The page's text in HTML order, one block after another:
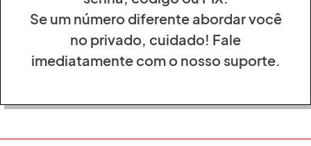
Se um número diferente abordar você
no privado, cuidado! Fale
imediatamente com o nosso suporte.